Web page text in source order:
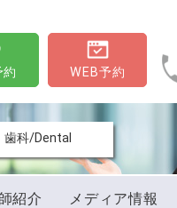
約 WEB予約
歯科/Dental
紹介 メディア情報